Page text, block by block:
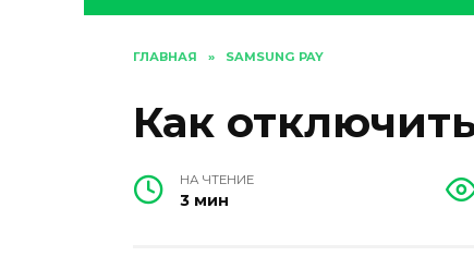
ГЛАВНАЯ » SAMSUNG PAY
Как
НА ЧТЕНИЕ
3 мин